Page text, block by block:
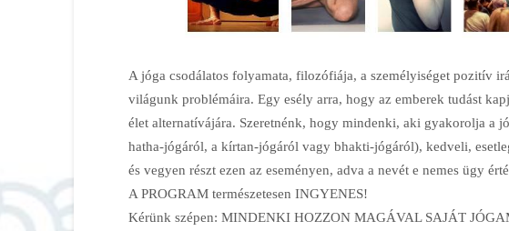
A jóga csodálatos folyamata, filozófiája, a személyiséget pozitív
világunk problémáira. Egy esély arra, hogy az emberek tudást
élet alternatívájára. Szeretnénk, hogy mindenki, aki gyakorolja a
hatha-jógáról, a kírtan-jógáról vagy bhakti-jógáról), kedveli,
és vegyen részt ezen az eseményen, adva a nevét e nemes ügy
A PROGRAM természetesen INGYENES!
Kérünk szépen: MINDENKI HOZZON MAGÁVAL SAJÁT